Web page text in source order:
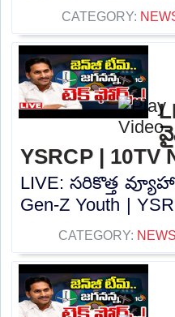
CATEGORY:
YSRCP | 10TV
LIVE: సరికొత్త
Gen-Z Youth |
CATEGORY: NEWS